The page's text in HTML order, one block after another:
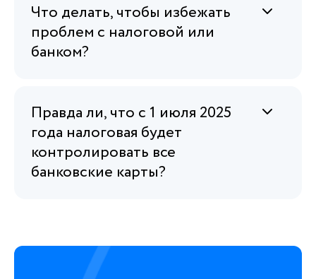
Что делать, чтобы избежать
проблем с налоговой или
банком?
Правда ли, что с 1 июля 2025
года налоговая будет
контролировать все
банковские карты?